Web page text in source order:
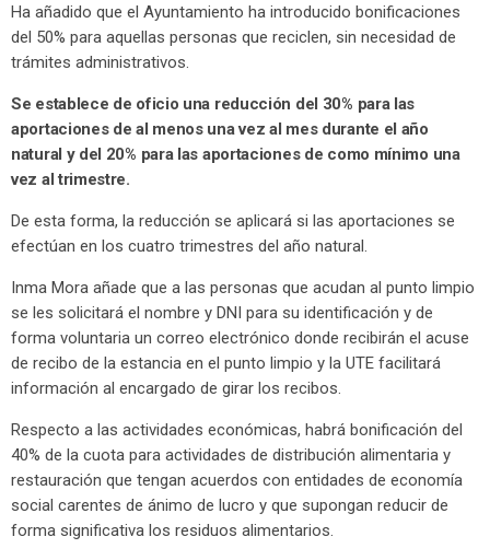
Ha añadido que el Ayuntamiento ha introducido bonificaciones
del 50% para aquellas personas que reciclen, sin necesidad de
trámites administrativos.
Se establece de oficio una reducción del 30% para las
aportaciones de al menos una vez al mes durante el año
natural y del 20% para las aportaciones de como mínimo una
vez al trimestre.
De esta forma, la reducción se aplicará si las aportaciones se
efectúan en los cuatro trimestres del año natural.
Inma Mora añade que a las personas que acudan al punto limpio
se les solicitará el nombre y DNI para su identificación y de
forma voluntaria un correo electrónico donde recibirán el acuse
de recibo de la estancia en el punto limpio y la UTE facilitará
información al encargado de girar los recibos.
Respecto a las actividades económicas, habrá bonificación del
40% de la cuota para actividades de distribución alimentaria y
restauración que tengan acuerdos con entidades de economía
social carentes de ánimo de lucro y que supongan reducir de
forma significativa los residuos alimentarios.